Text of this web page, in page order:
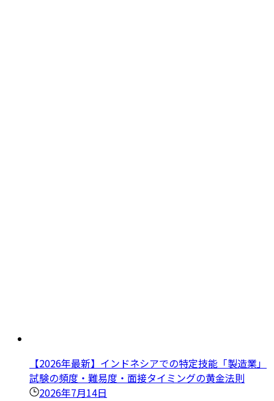
【2026年最新】インドネシアでの特定技能「製造業」
試験の頻度・難易度・面接タイミングの黄金法則
2026年7月14日